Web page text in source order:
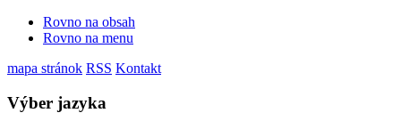
Rovno na obsah
Rovno na menu
mapa stránok RSS Kontakt
Výber jazyka